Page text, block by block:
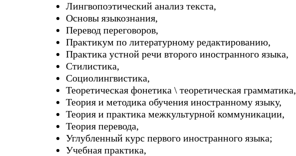
Лингвопоэтический анализ текста,
Основы языкознания,
Перевод переговоров,
Практикум по литературному редактированию,
Практика устной речи второго иностранного языка,
Стилистика,
Социолингвистика,
Теоретическая фонетика \ теоретическая грамматика,
Теория и методика обучения иностранному языку,
Теория и практика межкультурной коммуникации,
Теория перевода,
Углубленный курс первого иностранного языка;
Учебная практика,